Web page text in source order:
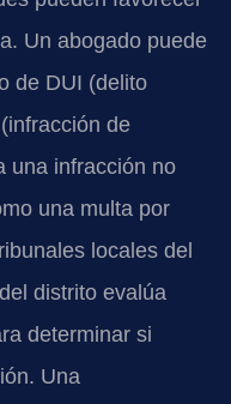
Un abogado puede
de DUI (delito
de
una infracción no
una multa por
locales del
distrito evalúa
determinar si
Una